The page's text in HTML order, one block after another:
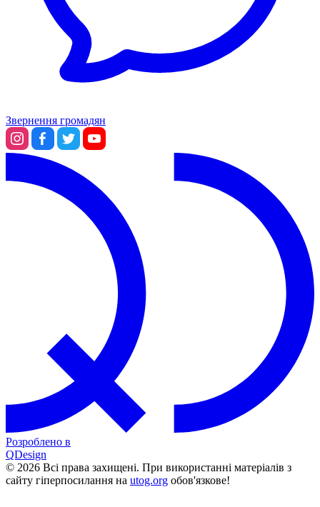
Звернення громадян
Розроблено в
QDesign
© 2026 Всі права захищені. При використанні матеріалів з
сайту гіперпосилання на utog.org обов'язкове!